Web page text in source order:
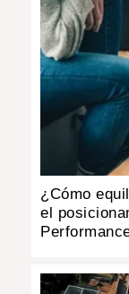
IMPRESO
¿Cómo
el